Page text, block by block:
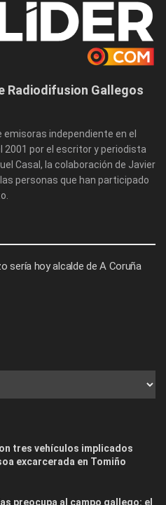
Radiodifusion Gallegos
emisoras independiente en el
2001 por el escritor y periodista
Casal, la colaboración de Javier
personas que han participado
sería hoy alcalde de A Coruña
tres vehículos implicados
excarcerada en Tomiño
preocupa al campo gallego: el